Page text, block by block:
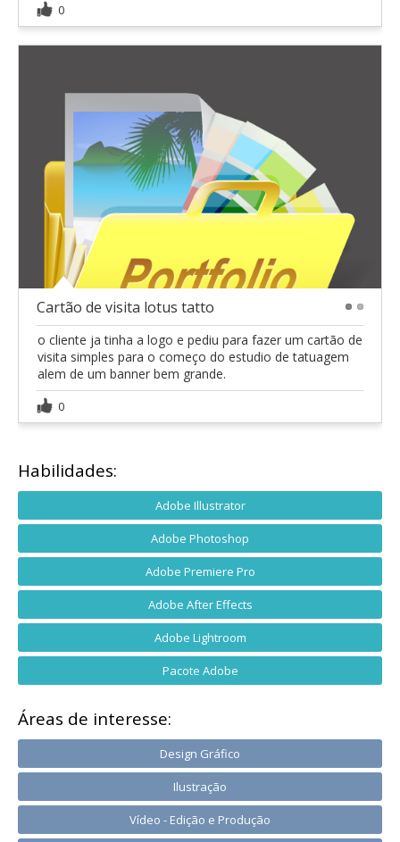
0
Cartão de visita lotus tatto
o cliente ja tinha a logo e pediu para fazer um cartão de
visita simples para o começo do estudio de tatuagem
alem de um banner bem grande.
0
Habilidades:
Adobe Illustrator
Adobe Photoshop
Adobe Premiere Pro
Adobe After Effects
Adobe Lightroom
Pacote Adobe
Áreas de interesse:
Design Gráfico
Ilustração
Vídeo - Edição e Produção